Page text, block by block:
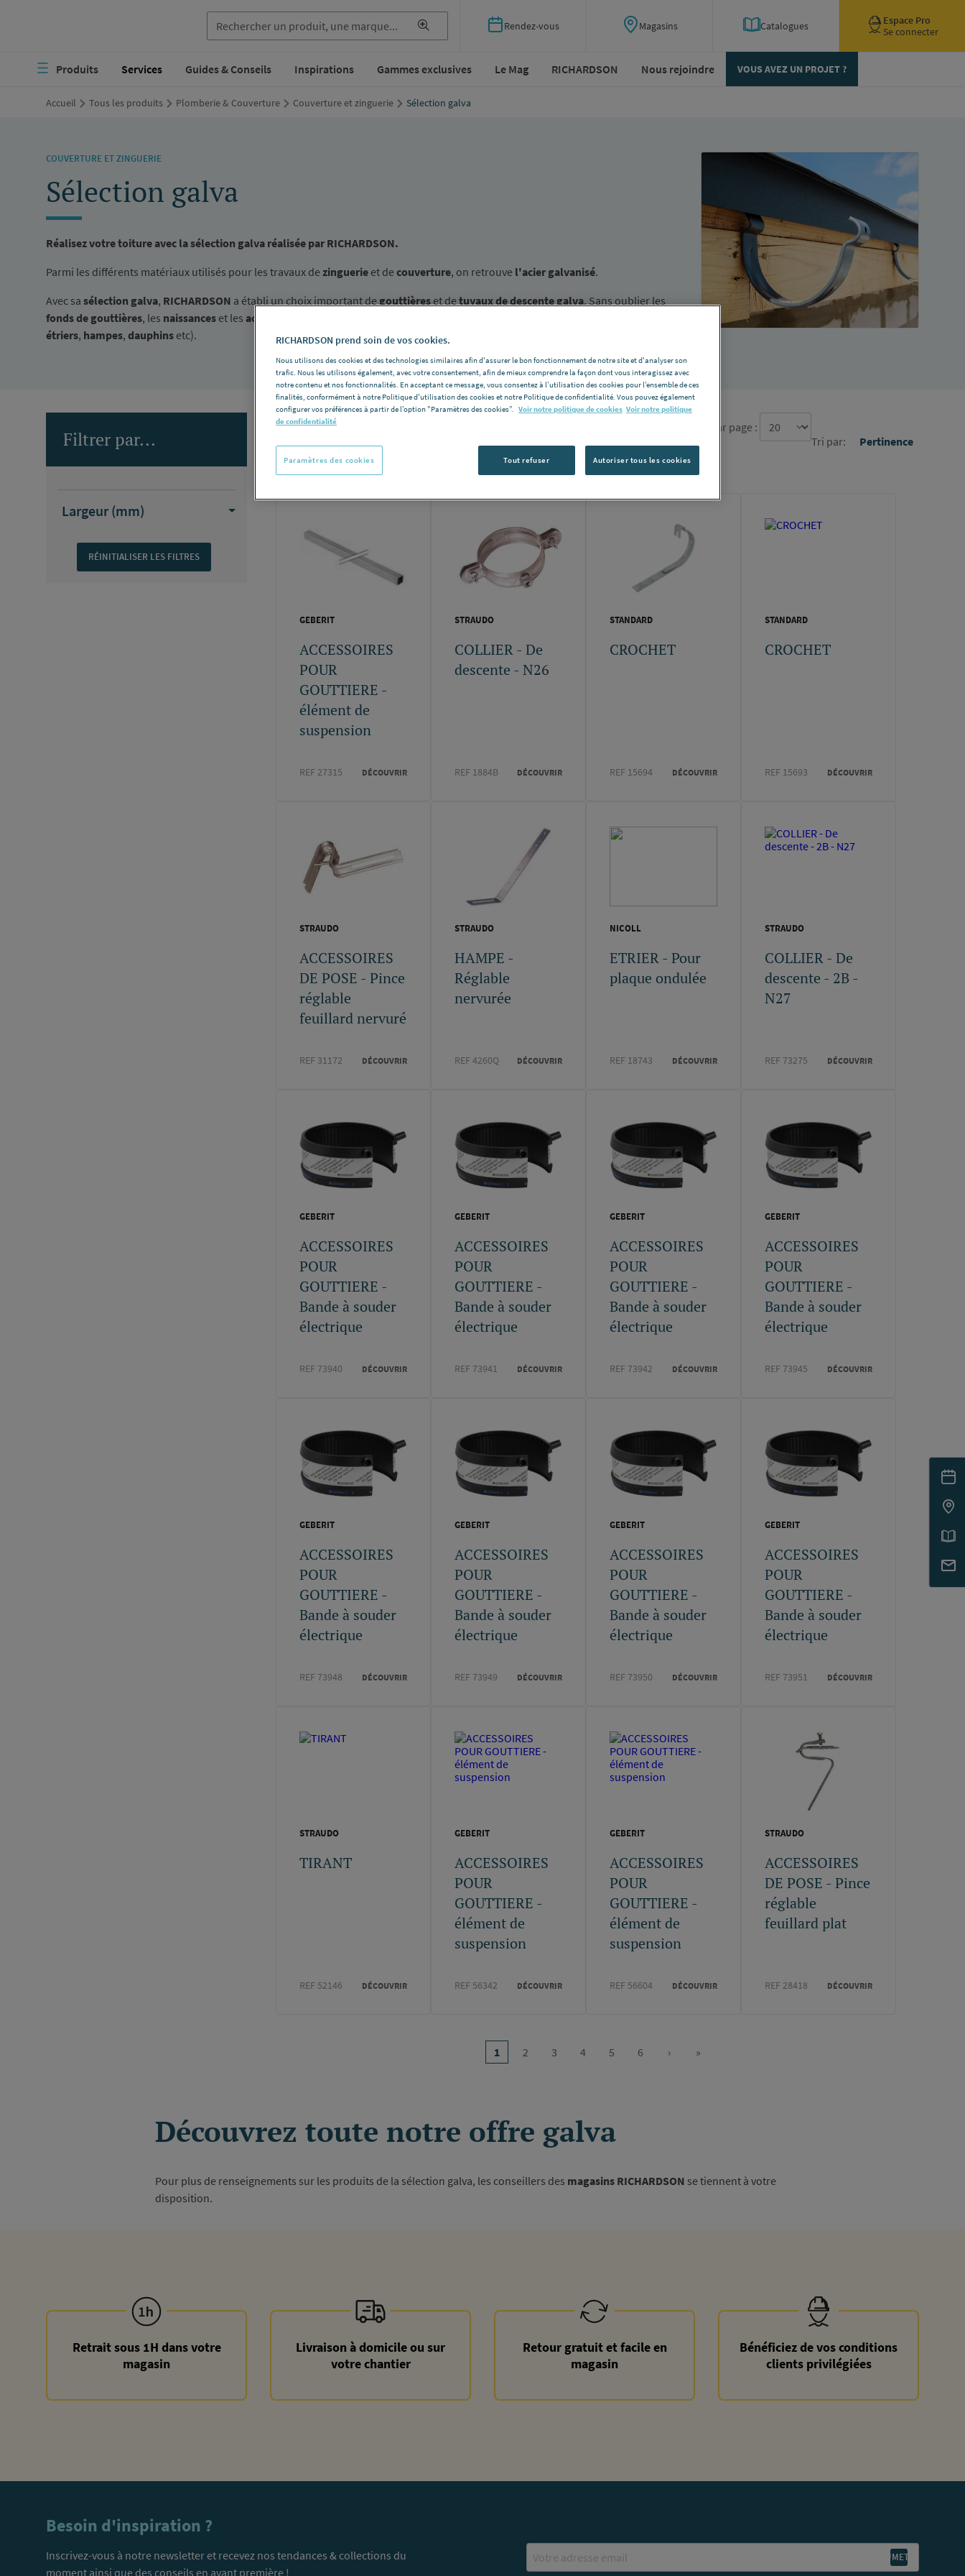
contenu
Rendez-vous Magasins Catalogues
Espace Pro
Se connecter
Navigation
principaleProduits Services Guides & Conseils Inspirations Gammes exclusives Le Mag RICHARDSON Nous rejoindre VOUS AVEZ UN PROJET ?
Accueil Tous les produits Plomberie & Couverture Couverture et zinguerie Sélection galva
COUVERTURE ET ZINGUERIE
Sélection galva
Réalisez votre toiture avec la sélection galva réalisée par RICHARDSON.
Parmi les différents matériaux utilisés pour les travaux dezinguerie et decouverture, on retrouve l'acier galvanisé.
Avec sa sélection galva, RICHARDSON a établi un choix important de gouttièreset detuyaux de descente galva. Sans oublier les
fonds de gouttières, les naissances et les accessoires
étriers, hampes, dauphins etc).
Filtrer par...
Largeur (mm)
Nombre de produits:
Nombre d'élément par page :
Tri par:
Pertinence
GEBERIT
ACCESSOIRES
POUR
GOUTTIERE -
élément de
suspension
REF 27315 DÉCOUVRIR
STRAUDO
COLLIER - De
descente - N26
REF 1884B DÉCOUVRIR
STANDARD
CROCHET
REF 15694 DÉCOUVRIR
STANDARD
CROCHET
REF 15693 DÉCOUVRIR
STRAUDO
ACCESSOIRES
DE POSE - Pince
réglable
feuillard nervuré
REF 31172 DÉCOUVRIR
STRAUDO
HAMPE -
Réglable
nervurée
REF 4260Q DÉCOUVRIR
NICOLL
ETRIER - Pour
plaque ondulée
REF 18743 DÉCOUVRIR
STRAUDO
COLLIER - De
descente - 2B -
N27
REF 73275 DÉCOUVRIR
GEBERIT
ACCESSOIRES
POUR
GOUTTIERE -
Bande à souder
électrique
REF 73940 DÉCOUVRIR
GEBERIT
ACCESSOIRES
POUR
GOUTTIERE -
Bande à souder
électrique
REF 73941 DÉCOUVRIR
GEBERIT
ACCESSOIRES
POUR
GOUTTIERE -
Bande à souder
électrique
REF 73942 DÉCOUVRIR
GEBERIT
ACCESSOIRES
POUR
GOUTTIERE -
Bande à souder
électrique
REF 73945 DÉCOUVRIR
GEBERIT
ACCESSOIRES
POUR
GOUTTIERE -
Bande à souder
électrique
REF 73948 DÉCOUVRIR
GEBERIT
ACCESSOIRES
POUR
GOUTTIERE -
Bande à souder
électrique
REF 73949 DÉCOUVRIR
GEBERIT
ACCESSOIRES
POUR
GOUTTIERE -
Bande à souder
électrique
REF 73950 DÉCOUVRIR
GEBERIT
ACCESSOIRES
POUR
GOUTTIERE -
Bande à souder
électrique
REF 73951 DÉCOUVRIR
STRAUDO
TIRANT
REF 52146 DÉCOUVRIR
GEBERIT
ACCESSOIRES
POUR
GOUTTIERE -
élément de
suspension
REF 56342 DÉCOUVRIR
GEBERIT
ACCESSOIRES
POUR
GOUTTIERE -
élément de
suspension
REF 56604 DÉCOUVRIR
STRAUDO
ACCESSOIRES
DE POSE - Pince
réglable
feuillard plat
REF 28418 DÉCOUVRIR
Page
1 Page
2 Page
3 Page
4 Page
5 Page
6
Page
›
Dernière
»
Découvrez toute notre offre galva
Pour plus de renseignements sur les produits de la sélection galva, les conseillers des magasins RICHARDSON se tiennent à votre
disposition.
Retrait sous 1H dans votre
magasin
Livraison à domicile ou sur
votre chantier
Retour gratuit et facile en
magasin
Bénéficiez de vos conditions
clients privilégiées
Besoin d'inspiration ?
Inscrivez-vous à notre newsletter et recevez nos tendances & collections du
moment ainsi que des conseils en avant première !
Email
RICHARDSON prend soin de vos cookies.
Nous utilisons des cookies et des technologies similaires afin d'assurer le bon fonctionnement de notre site et d'analyser son
trafic. Nous les utilisons également, avec votre consentement, afin de mieux comprendre la façon dont vous interagissez avec
notre contenu et nos fonctionnalités. En acceptant ce message, vous consentez à l’utilisation des cookies pour l’ensemble de ces
finalités, conformément à notre Politique d'utilisation des cookies et notre Politique de confidentialité. Vous pouvez également
configurer vos préférences à partir de l’option "Paramètres des cookies”.
Voir notre politique de cookies Voir notre politique
de confidentialité
Tout refuser Autoriser tous les cookies
Paramètres des cookies